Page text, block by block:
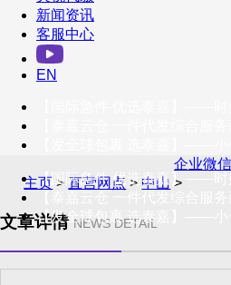
订阅号
客户服务热线
400-098-5699
联系我们
新闻资讯
客服中心
EN
【国际急件 优选泰嘉】——时
【发全球包裹 选泰嘉】——小
企业微信
主页 > 直营网点 >中山 >
文章详情 NEWS DETAIL